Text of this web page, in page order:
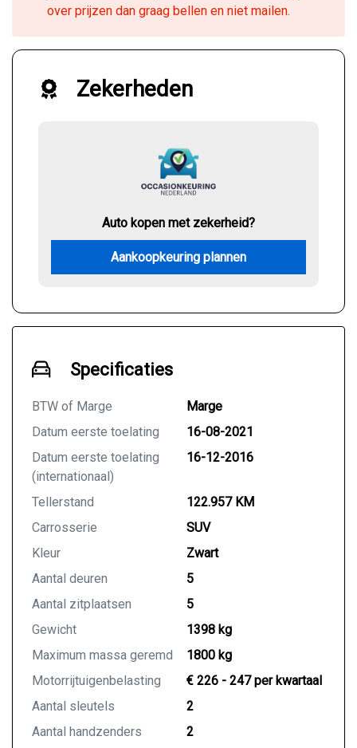
over prijzen dan graag bellen en niet mailen.
Zekerheden
Auto kopen met zekerheid?
Aankoopkeuring plannen
Specificaties
BTW of Marge
Marge
Datum eerste toelating
16-08-2021
Datum eerste toelating
(internationaal)
16-12-2016
Tellerstand
122.957 KM
Carrosserie
SUV
Kleur
Zwart
Aantal deuren
5
Aantal zitplaatsen
5
Gewicht
1398 kg
Maximum massa geremd
1800 kg
Motorrijtuigenbelasting
€ 226 - 247 per kwartaal
Aantal sleutels
2
Aantal handzenders
2